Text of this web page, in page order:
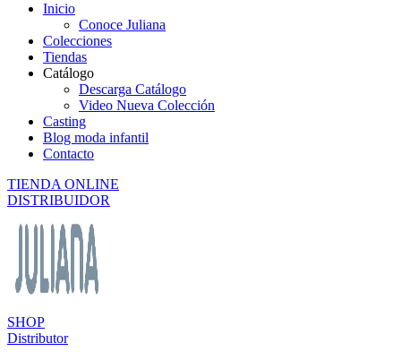
Inicio
Conoce Juliana
Colecciones
Tiendas
Catálogo
Descarga Catálogo
Video Nueva Colección
Casting
Blog moda infantil
Contacto
TIENDA ONLINE
DISTRIBUIDOR
SHOP
Distributor